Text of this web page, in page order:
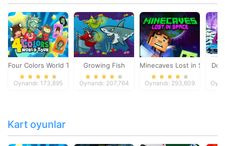
Four Colors World Tour
Oynandı: 173,895
Growing Fish
Oynandı: 207,764
Minecaves Lost in Space
Oynandı: 293,609
Kart oyunlar